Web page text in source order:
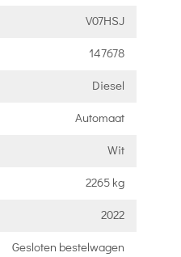
V07HSJ
147678
Diesel
Automaat
Wit
2265 kg
2022
Gesloten bestelwagen